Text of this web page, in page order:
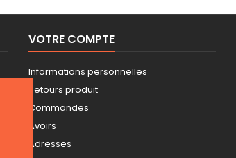
VOTRE COMPTE
Informations personnelles
Retours produit
Commandes
Avoirs
Adresses